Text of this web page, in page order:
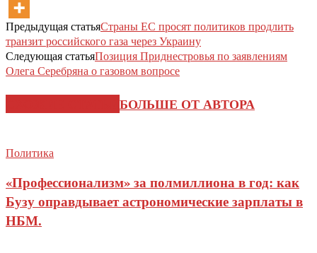
Предыдущая статьяСтраны ЕС просят политиков продлить
транзит российского газа через Украину
Следующая статьяПозиция Приднестровья по заявлениям
Олега Серебряна о газовом вопросе
БОЛЬШЕ ОТ АВТОРА
Политика
«Профессионализм» за полмиллиона в год: как
Бузу оправдывает астрономические зарплаты в
НБМ.